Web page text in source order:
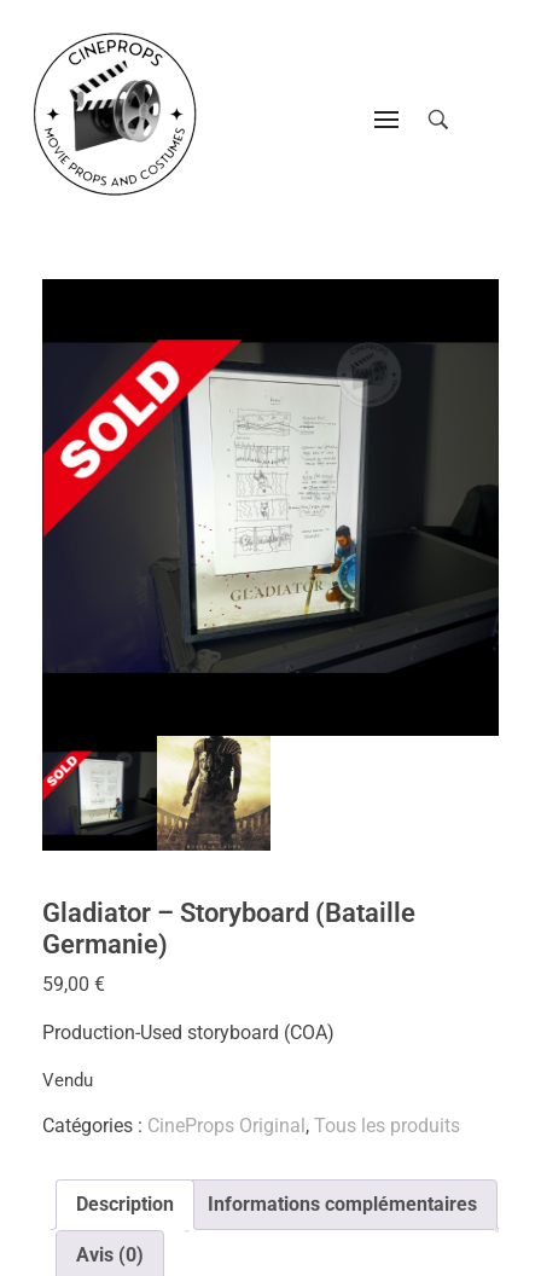
Gladiator – Storyboard (Bataille
Germanie)
59,00 €
Production-Used storyboard (COA)
Vendu
Catégories : CineProps Original, Tous les produits
Description Informations complémentaires
Avis (0)